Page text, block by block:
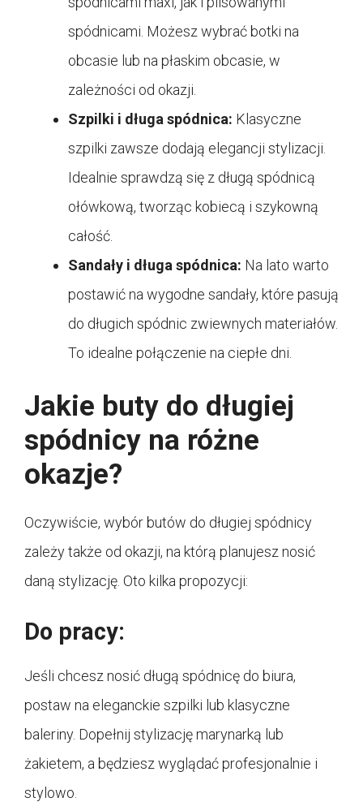
spódnicami. Możesz wybrać botki na
obcasie lub na płaskim obcasie, w
zależności od okazji.
Szpilki i długa spódnica: Klasyczne
szpilki zawsze dodają elegancji stylizacji.
Idealnie sprawdzą się z długą spódnicą
ołówkową, tworząc kobiecą i szykowną
całość.
Sandały i długa spódnica: Na lato warto
postawić na wygodne sandały, które pasują
do długich spódnic zwiewnych materiałów.
To idealne połączenie na ciepłe dni.
Jakie buty do długiej
spódnicy na różne
okazje?
Oczywiście, wybór butów do długiej spódnicy
zależy także od okazji, na którą planujesz nosić
daną stylizację. Oto kilka propozycji:
Do pracy:
Jeśli chcesz nosić długą spódnicę do biura,
postaw na eleganckie szpilki lub klasyczne
baleriny. Dopełnij stylizację marynarką lub
żakietem, a będziesz wyglądać profesjonalnie i
stylowo.